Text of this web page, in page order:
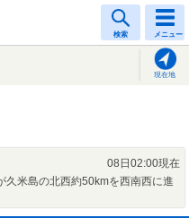
検索 メニュー
現在地
08日02:00現在
久米島の北西約50kmを西南西に進